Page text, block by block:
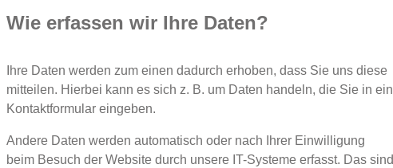
Wie erfassen wir Ihre Daten?
Ihre Daten werden zum einen dadurch erhoben, dass Sie uns diese
mitteilen. Hierbei kann es sich z. B. um Daten handeln, die Sie in ein
Kontaktformular eingeben.
Andere Daten werden automatisch oder nach Ihrer Einwilligung
beim Besuch der Website durch unsere IT-Systeme erfasst. Das sind